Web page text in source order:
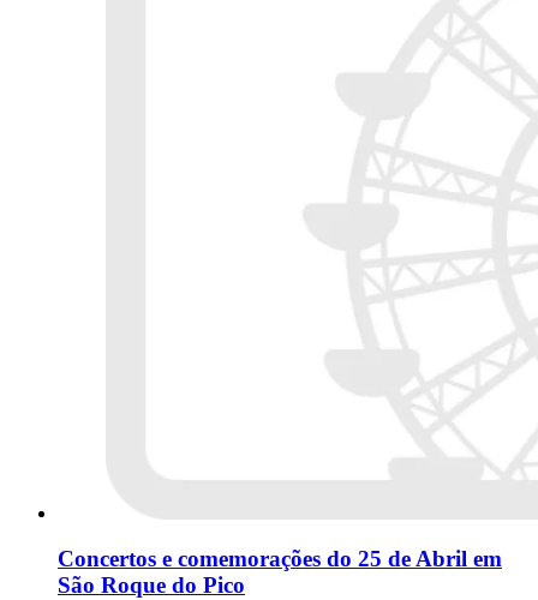
Concertos e comemorações do 25 de Abril em
São Roque do Pico